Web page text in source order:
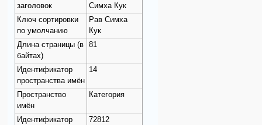
заголовок
Симха Кук
Ключ сортировки
по умолчанию
Рав Симха
Кук
Длина страницы (в
байтах)
81
Идентификатор
пространства имён
14
Пространство
имён
Категория
Идентификатор
72812